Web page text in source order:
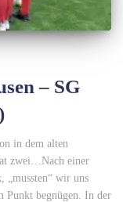
– SG
in dem alten
zwei…Nach einer
„mussten“ wir uns
Punkt begnügen. In der